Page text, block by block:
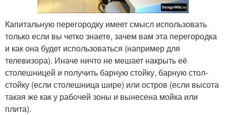
Капитальную перегородку имеет смысл использовать
только если вы четко знаете, зачем вам эта перегородка
и как она будет использоваться (например для
телевизора). Иначе ничто не мешает накрыть её
столешницей и получить барную стойку, барную стол-
стойку (если столешница шире) или остров (если высота
такая же как у рабочей зоны и вынесена мойка или
плита).